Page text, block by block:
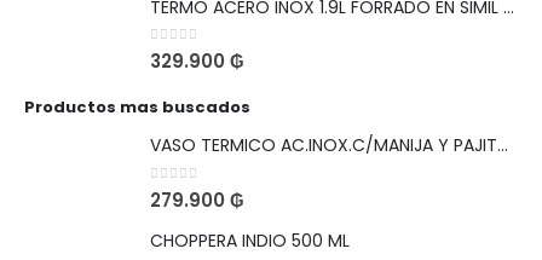
TERMO ACERO INOX 1.9L FORRADO EN SIMIL CUERO BOCA ANCHA PARA HIELO
0out of 5
329.900 ₲
Productos mas buscados
VASO TERMICO AC.INOX.C/MANIJA Y PAJITA 1,1L LEOPARDO NEGRO VIAJERO CON SKIN DE REGALO
0out of 5
279.900 ₲
CHOPPERA INDIO 500 ML